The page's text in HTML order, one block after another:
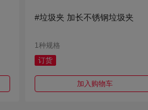
#垃圾夹 加长不锈钢垃圾夹
1种规格
订货
加入购物车